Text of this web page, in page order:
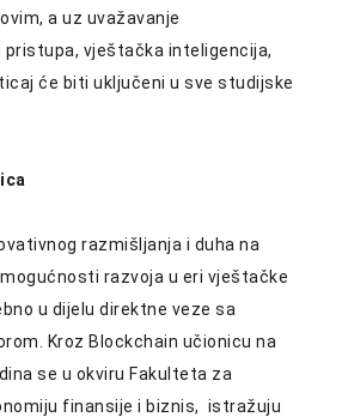
a uz uvažavanje
vještačka inteligencija,
će biti uključeni u sve studijske
razmišljanja i duha na
razvoja u eri vještačke
u dijelu direktne veze sa
Kroz Blockchain učionicu na
se u okviru Fakulteta za
finansije i biznis, istražuju